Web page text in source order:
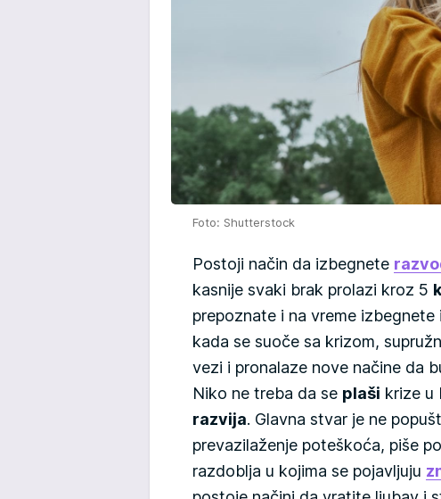
Foto: Shutterstock
Postoji način da izbegnete
kasnije svaki brak prolazi kroz 5
prepoznate i na vreme
kada se suoče sa krizom,
vezi i pronalaze nove načine da
Niko ne treba da se plaši krize u
razvija. Glavna stvar je ne
prevazilaženje poteškoća, piše
razdoblja u kojima se pojavljuju